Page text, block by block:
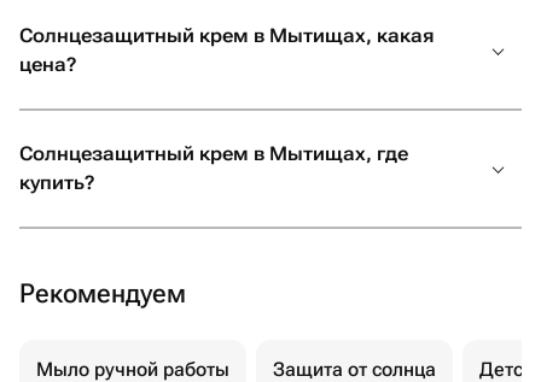
Солнцезащитный крем в Мытищах, какая
цена?
Солнцезащитный крем в Мытищах, где
купить?
Рекомендуем
Мыло ручной работы Защита от солнца